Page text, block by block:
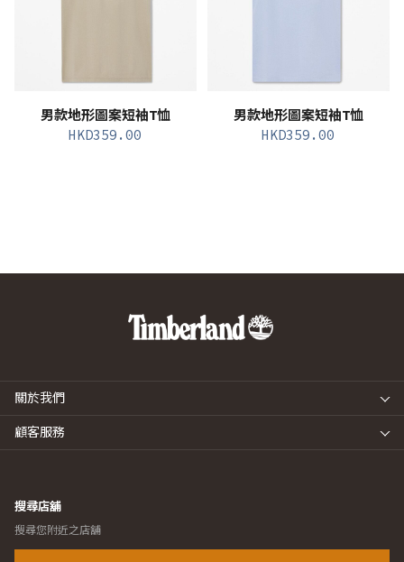
男款地形圖案短袖T恤
HKD359.00
男款地形圖案短袖T恤
HKD359.00
關於我們
顧客服務
搜尋店舖
搜尋您附近之店舖